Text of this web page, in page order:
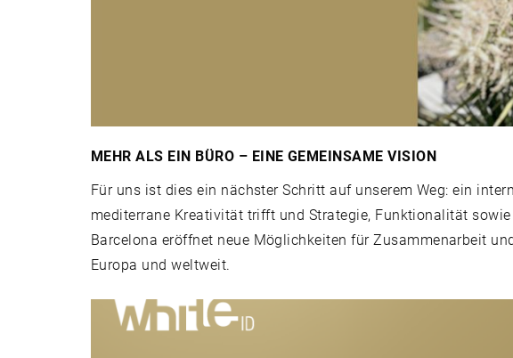
MEHR ALS EIN BÜRO – EINE GEMEINSAME VISION
Für uns ist dies ein nächster Schritt auf unserem Weg: ein
mediterrane Kreativität trifft und Strategie, Funktionalität
Barcelona eröffnet neue Möglichkeiten für Zusammenarbeit
Europa und weltweit.